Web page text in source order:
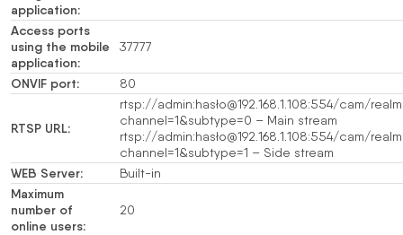
application:
Access ports
using the mobile
application:
37777
ONVIF port: 80
RTSP URL:
rtsp://admin:hasło@192.168.1.108:554/cam/
channel=1&subtype=0 – Main stream
rtsp://admin:hasło@192.168.1.108:554/cam/
channel=1&subtype=1 – Side stream
WEB Server: Built-in
Maximum
number of
online users:
20